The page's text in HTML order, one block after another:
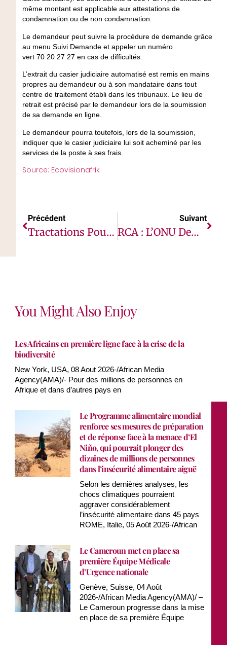
même montant est applicable aux attestations de
condamnation ou de non condamnation.
Le demandeur peut suivre la procédure de demande grâce
au menu Suivi Demande et appeler un numéro
vert 70 20 27 27 en cas de difficultés.
L’extrait du casier judiciaire automatisé est remis en mains
propres au demandeur ou à son mandataire dans tout
centre de traitement établi dans les tribunaux. Le lieu de
retrait est précisé par le demandeur lors de la soumission
de sa demande en ligne.
Le demandeur pourra toutefois, lors de la soumission,
indiquer que le casier judiciaire lui soit acheminé par les
services de la poste à ses frais.
Source: Ecovisionafrik
Précédent
Tractations Pour Une Loi Des Défenseurs Des Droits Humains Au Togo
Suivant
RCA : L’ONU Demande De Toute Urgence La Fin Des Violations Alarmantes Des Droits De L’homme
You Might Also Enjoy
Les Africains en première ligne face à la crise de la
biodiversité
New York, USA, 08 Aout 2026-/African Media
Agency(AMA)/- Pour des millions de personnes en
Afrique et dans d’autres pays en
Le Programme alimentaire mondial
renforce ses mesures de préparation
et de réponse face à la menace d’El
Niño, qui pourrait plonger des
dizaines de millions de personnes
dans l’insécurité alimentaire aiguë
Selon les dernières analyses, les
chocs climatiques pourraient
aggraver considérablement
l’insécurité alimentaire dans 45 pays
ROME, Italie, 05 Août 2026-/African
Le Cameroun met en place sa
première Équipe Médicale
d’Urgence nationale
Genève, Suisse, 04 Août
2026-/African Media Agency(AMA)/ –
Le Cameroun progresse dans la mise
en place de sa première Équipe